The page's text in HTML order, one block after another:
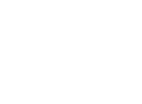
is used and to offer